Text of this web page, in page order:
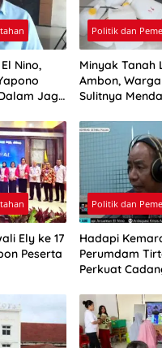
Nino,
Jaga
Politik dan
Minyak Tanah
Ambon,
Sulitnya
Ely ke 17
Peserta
Politik dan
Hadapi
Perumdam
Perkuat